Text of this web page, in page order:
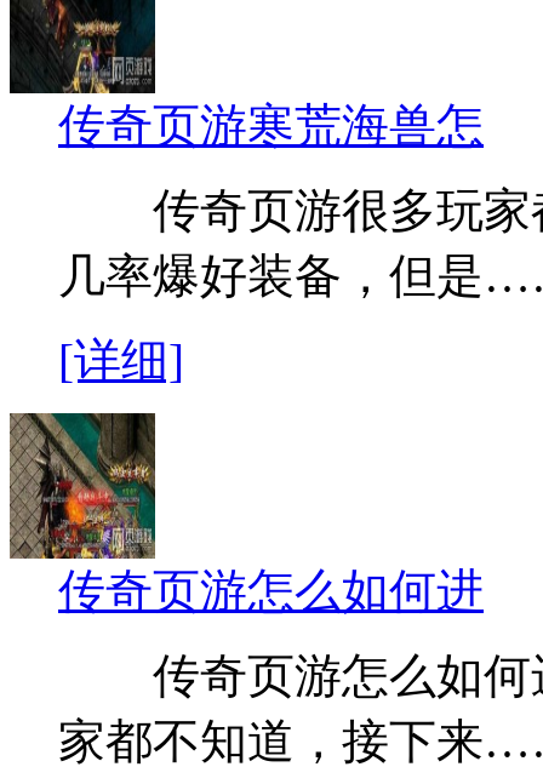
传奇页游寒荒海兽怎
传奇页游很多玩家
几率爆好装备，但是
[详细]
传奇页游怎么如何进
传奇页游怎么如何
家都不知道，接下来